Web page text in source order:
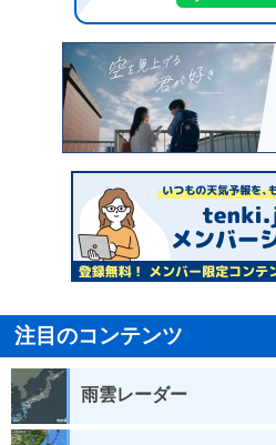
注目のコンテンツ
雨雲レーダー